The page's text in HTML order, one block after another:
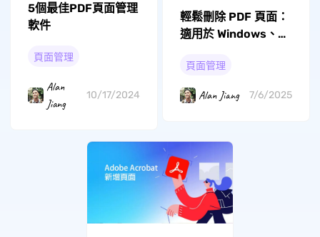
5個最佳PDF頁面管理
軟件
頁面管理
Alan
Jiang
10/17/2024
輕鬆刪除 PDF 頁面：
適用於 Windows、
Android 的方法
頁面管理
Alan Jiang 7/6/2025